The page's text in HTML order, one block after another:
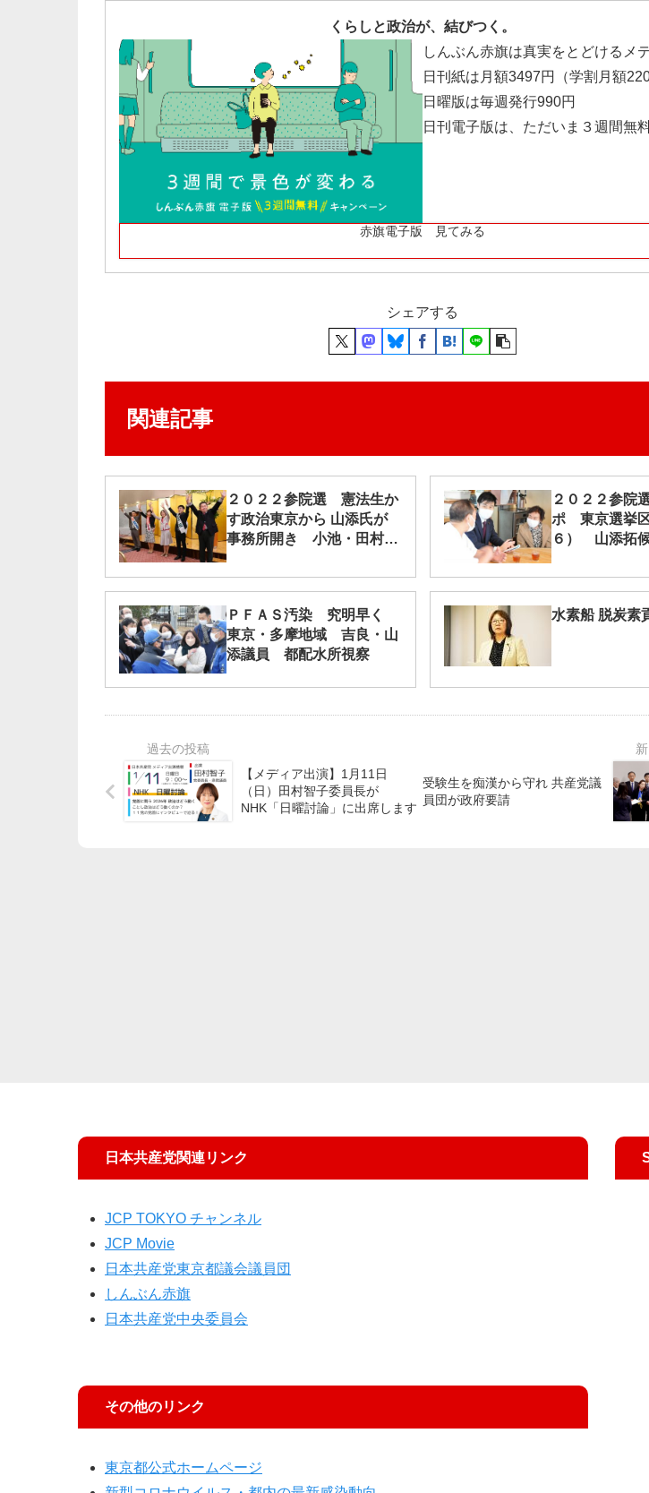
くらしと政治が、結びつく。
しんぶん赤旗は真実をとどけるメ
日刊紙は月額3497円（学割月額
日曜版は毎週発行990円
日刊電子版は、ただいま３週間無
赤旗電子版 見てみる
シェアする
関連記事
２０２２参院選 憲法生か
す政治東京から 山添氏が
事務所開き 小池・田村氏
２０２２参院
ポ 東京選挙
６） 山添拓
ＰＦＡＳ汚染 究明早く
東京・多摩地域 吉良・山
添議員 都配水所視察
水素船 脱炭素
【メディア出演】1月11日
（日）田村智子委員長が
NHK「日曜討論」に出席します
受験生を痴漢から守れ 共産党議
員団が政府要請
日本共産党関連リンク
JCP TOKYO チャンネル
JCP Movie
日本共産党東京都議会議員団
しんぶん赤旗
日本共産党中央委員会
その他のリンク
東京都公式ホームページ